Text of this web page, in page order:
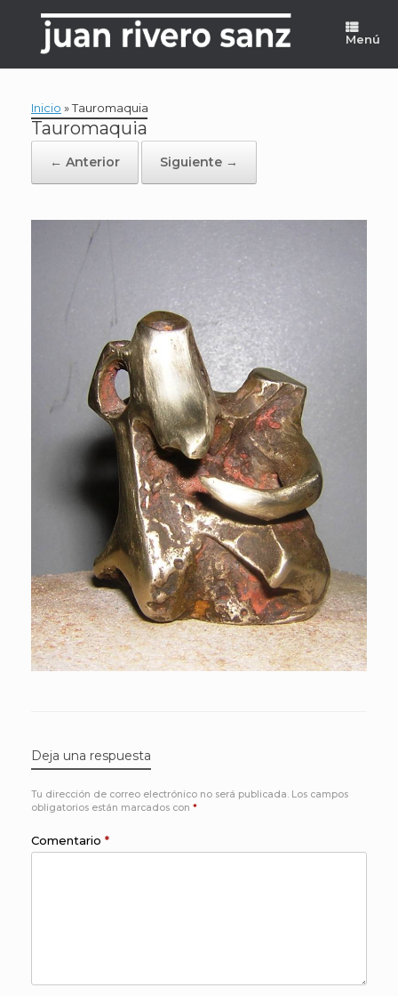
contenido
Menú
Inicio »Tauromaquia
Tauromaquia
← Anterior Siguiente →
Deja una respuesta
Tu dirección de correo electrónico no será publicada. Los campos
obligatorios están marcados con *
Comentario *